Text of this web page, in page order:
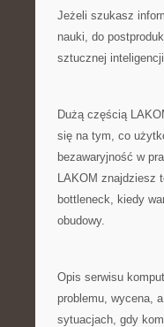
Jeżeli szukasz
nauki, do
sztucznej
Dużą częścią
się na tym, co
bezawaryjność w
LAKOM znajdziesz
bottleneck, kiedy
obudowy.
Opis serwisu
problemu, wycena,
sytuacjach, gdy